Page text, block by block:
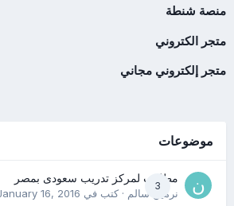
منصة شنطة
متجر الكتروني
متجر إلكتروني مجاني
موضوعات
3
مطلوب لمركز تدريب سعودى بمصر
نرمين سالم· كتب في January 16, 2016